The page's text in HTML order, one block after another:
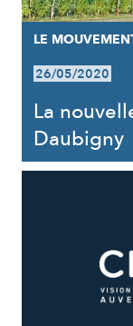
LE
26/05/2020
La
Daubigny